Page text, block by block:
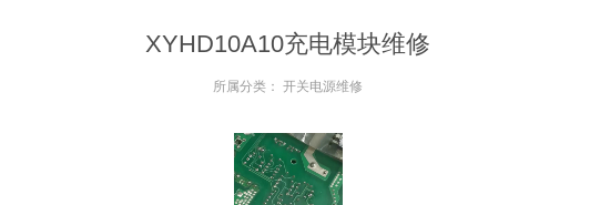
XYHD10A10充电模块维修
所属分类： 开关电源维修